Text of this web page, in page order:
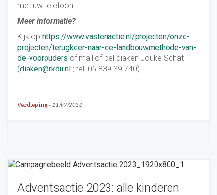
met uw telefoon.
Meer informatie?
Kijk op https://www.vastenactie.nl/projecten/onze-
projecten/terugkeer-naar-de-landbouwmethode-van-
de-voorouders of mail of bel diaken Jouke Schat
(diaken@rkdu.nl ; tel: 06 839 39 740).
Verdieping- 11/07/2024
Adventsactie 2023: alle kinderen